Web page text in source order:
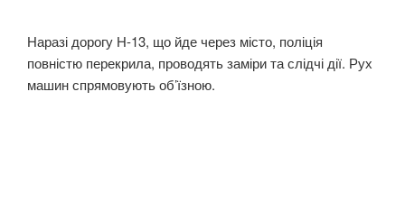
Наразі дорогу Н-13, що йде через місто, поліція
повністю перекрила, проводять заміри та слідчі дії. Рух
машин спрямовують об’їзною.